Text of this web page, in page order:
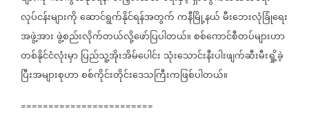
လုပ်ငန်းများကိုဆောင်ရွက်နိုင်ရန်အတွက်ကနီမြို့နယ်မီးဘေးလုံခြုံရေး
အဖွဲ့အားဖွဲ့စည်းလိုက်တယ်လို့ဖော်ပြပါတယ်။စစ်ကောင်စီတပ်များဟာ
တစ်နိုင်ငံလုံးမှာပြည်သူ့အိုးအိမ်ပေါင်း သုံးသောင်းနီးပါးဖျက်ဆီးမီးရှို့ခဲ့
ပြီးအများစုဟာစစ်ကိုင်းတိုင်းဒေသကြီးကဖြစ်ပါတယ်။
========================